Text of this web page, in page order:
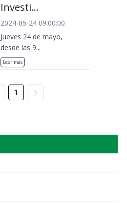
Investi...
2024-05-24 09:00:00
Jueves 24 de mayo,
desde las 9...
Leer más
1